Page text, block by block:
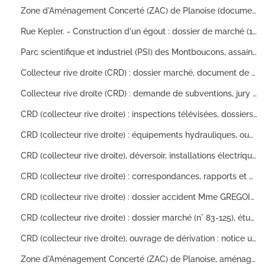
Zone d'Aménagement Concerté (ZAC) de Planoise (documents produits par la Société d'Equipement du Département du Doubs - SEDD). - Parc de stationnement de la zone centrale : plans des travaux, bilan financier (1983-1984). - Place du marché, projet de parking : plans (1981) ; projets de 156 logements : plans, programme SAIEM-B pour le "Jean de Vienne" (1981-1983). - Place Cassin, aménagement : plans (1982-1984). - Projet de terrasse jardin sur la dalle du parking : croquis réalisés pour l'Unité d'urbanisme de Besançon (s.d.).
Rue Kepler. - Construction d'un égout : dossier de marché (1971-1973). - Aménagement des abords du logement-foyer "Les cèdres" : dossier de marché n°72-147 (1972-1973). - Aménagement de voirie : dossier de marché n°74-15 (1974-1975). - Construction d'un égout et pose d'une conduite d'eau : dossier de marché n°92-81 (1992-1993). Rue Denis Papin et chemin des Saulniers, élargissement de voirie : dossier de marché n°78-52 (1978-1980). Chemin de Malpas, reconstruction de murs de soutènement : dossiers de marché années 1960, 1981 (n°87), 1985 et 1993 (n°146) (1960-1994).
Parc scientifique et industriel (PSI) des Montboucons, assainissement gravitaire et relevage eaux usées : dossier de marché n° 91-58 (1991). Développement social des quartiers (DSQ) de Montrapon - Fontaine -Ecu. Cité "Les Montboucons", aménagements extérieurs aux abords des Habitations à loyer modéré (HLM) : dossier de marché (1992-1993). Stade de Montrapon, aménagement d'un accès piétons et pose de filet pare-ballons : dossier de marché (1988). Zone d'Activités des Montboucons. - Implantation de la caserne des pompiers, travaux de viabilité : notice explicative, détail estimatif, plan de situation, plan des travaux, notes, correspondance (1987). - étude d'assainissement : plans, documents de travail (1988 ?).
Collecteur rive droite (CRD) : dossier marché, document de travail, plans.
Collecteur rive droite (CRD) : demande de subventions, jury concours, documents de travail.
CRD (collecteur rive droite) : inspections télévisées, dossiers marchés (75-18, 76-86, 76-168), dossier pénalités, étude géotechnique, dossiers pénalités, conventions de raccordements des particuliers, conventions.
CRD (collecteur rive droite) : équipements hydrauliques, ouvrage de dégrillage, plans béton armé, étude géotechnique.
CRD (collecteur rive droite), déversoir, installations électriques : document de travail, dossiers marchés (n° 79-46 et 83-125).
CRD (collecteur rive droite) : correspondances, rapports et d'études diverses, mémoires, plans, études des débits, examen installations électriques, dossier marché (n° 80-6), accident, dossier contentieux Ville de Besançon / Entreprise FORGAL.
CRD (collecteur rive droite) : dossier accident Mme GREGOIRE, documents de travail, dossier marché (n° 78-4), ouvrage de dégrillage.
CRD (collecteur rive droite) : dossier marché (n° 83-125), étude géotechnique, bassin de dessablement, demandes raccordements riverains, litiges Ville de Besançon / riverains, plans.
CRD (collecteur rive droite), ouvrage de dérivation : notice utilisation et entretien, plans de récolement, bordereau de prix, dégrilleur, dessablement.
Zone d'Aménagement Concerté (ZAC) de Planoise, aménagements : copies des dossiers de la Société d'Equipement du Département du Doubs (SEDD). - rues Picasso, Van Gogh et Dürer : notice de sécurité. - construction de logements étudiants. - immeubles de bureaux SCI le Molière. - espace culturel. - théâtre. - crédit immobilier.